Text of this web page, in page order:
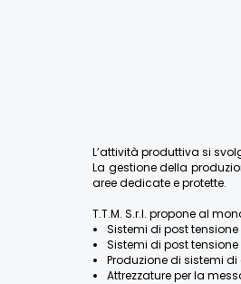
L’attività produttiva si
La gestione della
aree dedicate e protette.
T.T.M. S.r.l. propone al
Sistemi di post
Sistemi di post
Produzione di sistemi
Attrezzature per la